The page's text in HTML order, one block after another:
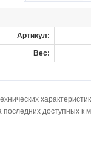
Артикул:
Вес:
последних доступных к